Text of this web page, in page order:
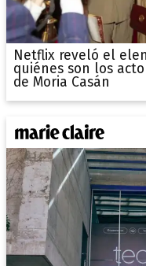
Netflix reveló el
quiénes son los
de Moria Casán